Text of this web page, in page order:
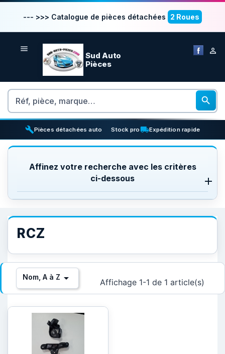
--- >>> Catalogue de pièces détachées 2 Roues
 
Sud Auto
Pièces
Rechercher

buildPièces détachées auto inventory_2
Stock prolocal_shippingExpédition rapide
Affinez votre recherche avec les critères
ci-dessous
RCZ
Nom, A à Z  Affichage 1-1 de 1 article(s)